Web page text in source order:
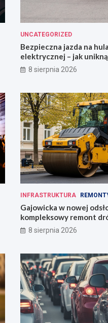
UNCATEGORIZED
Bezpieczna jazda na
elektrycznej – jak
8 sierpnia 2026
INFRASTRUKTURA
Gajowicka w nowej
kompleksowy remont
w 18 tygodni!
8 sierpnia 2026